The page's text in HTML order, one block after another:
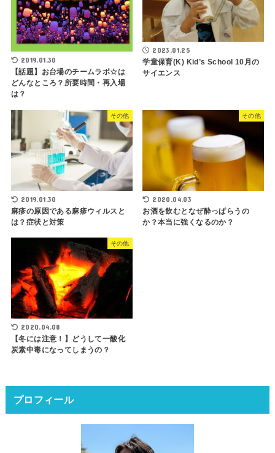
2019.01.30
【話題】お台場のチームラボ☆は
どんなところ？所要時間・再入場
は？
2023.01.25
学童保育(K) Kid’s School 10月の
サイエンス
その他
2019.01.30
麻疹の原因である麻疹ウィルスと
は？症状と対策
その他
2020.04.03
お酒を飲むとなぜ酔っぱらうの
か？本当に強くなるのか？
その他
2020.04.08
【冬には注意！】どうして一酸化
炭素中毒になってしまうの？
プロフィール